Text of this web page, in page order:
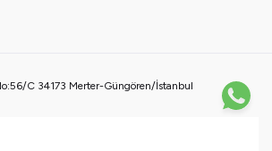
C 34173 Merter-Güngören/İstanbul